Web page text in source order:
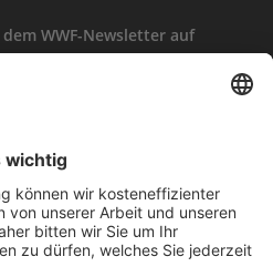
WWF-Newsletter auf
ABONNIEREN!